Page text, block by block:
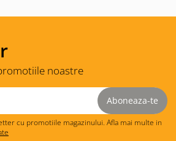
noastre
cu promotiile magazinului. Afla mai multe in